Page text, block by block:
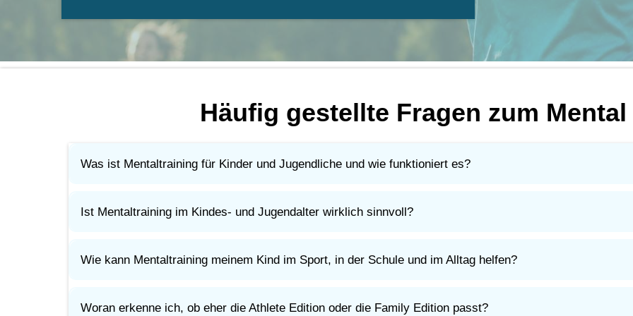
Häufig gestellte Fragen zum
Was ist Mentaltraining für Kinder und Jugendliche und wie funktioniert es?
Es geht darum, den Kopf zu trainieren, so wie Technik oder Ausdauer. Mit einfachen Strategien, die im Sport und
Ist Mentaltraining im Kindes- und Jugendalter wirklich sinnvoll?
Je früher Kinder lernen, mit Druck, Fehlern und Erwartungen umzugehen, desto leichter wird ihr Weg. Im Sport
Wie kann Mentaltraining meinem Kind im Sport, in der Schule und im Alltag helfen?
Das hilft nicht nur im Wettkampf, sondern auch bei Prüfungen, Präsentationen oder anderen schwierigen
Woran erkenne ich, ob eher die Athlete Edition oder die Family Edition passt?